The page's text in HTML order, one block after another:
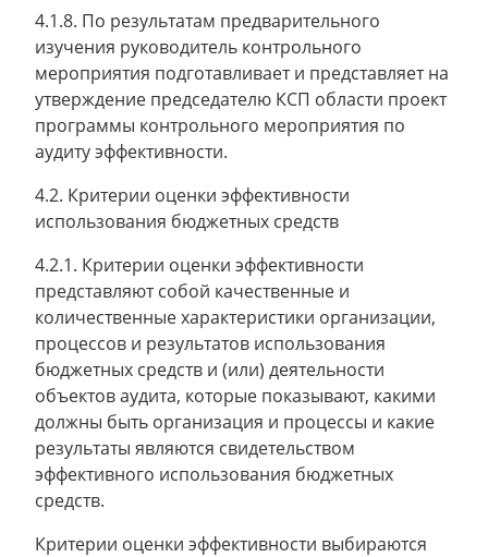
4.1.8. По результатам предварительного
изучения руководитель контрольного
мероприятия подготавливает и представляет на
утверждение председателю КСП области проект
программы контрольного мероприятия по
аудиту эффективности.
4.2. Критерии оценки эффективности
использования бюджетных средств
4.2.1. Критерии оценки эффективности
представляют собой качественные и
количественные характеристики организации,
процессов и результатов использования
бюджетных средств и (или) деятельности
объектов аудита, которые показывают, какими
должны быть организация и процессы и какие
результаты являются свидетельством
эффективного использования бюджетных
средств.
Критерии оценки эффективности выбираются